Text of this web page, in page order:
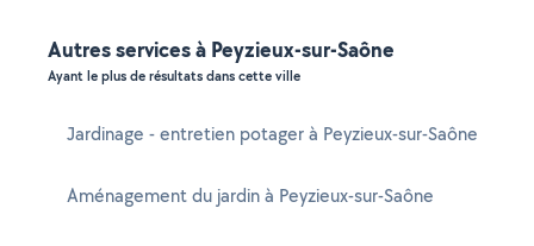
Autres services à Peyzieux-sur-Saône
Ayant le plus de résultats dans cette ville
Jardinage - entretien potager à Peyzieux-sur-Saône
Aménagement du jardin à Peyzieux-sur-Saône